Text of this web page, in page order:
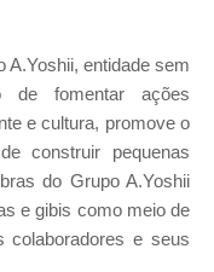
A.Yoshii, entidade sem
fomentar ações
e cultura, promove o
construir pequenas
do Grupo A.Yoshii
e gibis como meio de
colaboradores e seus